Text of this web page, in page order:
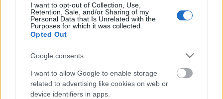
I want to opt-out of Collection, Use,
Retention, Sale, and/or Sharing of my
Personal Data that Is Unrelated with the
Purposes for which it was collected.
Opted Out
Google consents
I want to allow Google to enable storage
related to advertising like cookies on web or
device identifiers in apps.
Amerikai legnagyobb
szupermarkethálózata is beszáll a
sorozatbizniszbe
Huszti Kata nyerte az első Exatlon